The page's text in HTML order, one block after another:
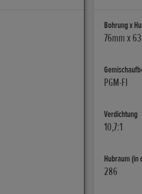
Bohrung x
76mm x
PGM-FI
Verdichtung
10,7:1
Hubraum (in
286